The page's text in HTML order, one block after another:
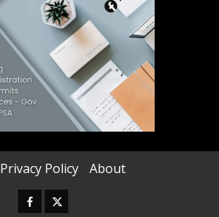
Privacy Policy About
Facebook
Twitter